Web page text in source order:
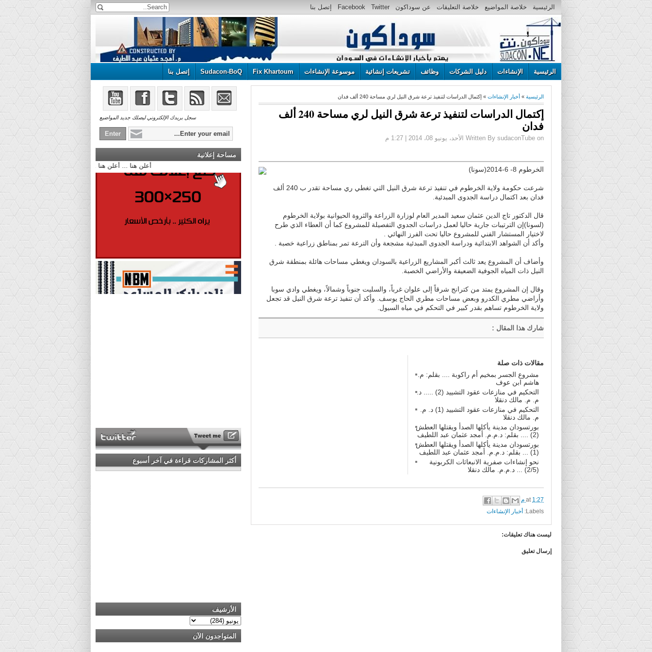
الرئيسية خلاصة المواضيع خلاصة التعليقات عن سوداكون Twitter
Facebook إتصل بنا
الرئيسية الإنشاءات دليل الشركات وظائف تشريعات إنشائية موسوعة الإنشاءات Fix Khartoum
Sudacon-BoQ إتصل بنا
الرئيسية » أخبار الإنشاءات » إكتمال الدراسات لتنفيذ ترعة شرق النيل لري مساحة 240 ألف فدان
إكتمال الدراسات لتنفيذ ترعة شرق النيل لري مساحة 240 ألف
فدان
Written By sudaconTube on الأحد، يونيو 08، 2014 | 1:27 م
الخرطوم 8- 6-2014(سونا)
شرعت حكومة ولاية الخرطوم في تنفيذ ترعة شرق النيل التي تغطي ري مساحة تقدر ب 240 ألف
فدان بعد اكتمال دراسة الجدوى المبدئية.
قال الدكتور تاج الدين عثمان سعيد المدير العام لوزارة الزراعة والثروة الحيوانية بولاية الخرطوم
(لسونا)إن الترتيبات جارية حاليا لعمل دراسات الجدوي التفصيلة للمشروع كما أن العطاء الذي طرح
لاختيار المستشار الفني للمشروع حاليا تحت الفرز النهائي .
وأكد أن الشواهد الابتدائية ودراسة الجدوى المبدئية مشجعة وأن الترعة تمر بمناطق زراعية خصبة .
وأضاف أن المشروع يعد ثالث أكبر المشاريع الزراعية بالسودان ويغطي مساحات هائلة بمنطقة شرق
النيل ذات المياه الجوفية الضعيفة والأراضي الخصبة.
وقال إن المشروع يمتد من كترانج شرقاً إلى علوان غرباً، والسليت جنوباً وشمالاً، ويغطي وادي سوبا
وأراضي مطري الكدرو وبعض مساحات مطري الحاج يوسف. وأكد أن تنفيذ ترعة شرق النيل قد تجعل
ولاية الخرطوم تساهم بقدر كبير في التحكم في مياه السيول.
شارك هذا المقال :
مقالات ذات صلة
مشروع الجسر بمخيم أم راكوبة .... بقلم: م.
هاشم ابن عوف
التحكيم في منازعات عقود التشييد (2) ..... د.
م. م. مالك دنقلا
التحكيم في منازعات عقود التشييد (1) د. م.
م. مالك دنقلا
بورتسودان مدينة يأكلها الصدأ ويقتلها العطش
(2) .... بقلم: د.م.م. أمجد عثمان عبد اللطيف
بورتسودان مدينة يأكلها الصدأ ويقتلها العطش
(1) ... بقلم: د.م.م. أمجد عثمان عبد اللطيف
نحو إنشاءات صفرية الانبعاثات الكربونية
(2/5) ... د.م.م. مالك دنقلا
at 1:27 م
Labels:
أخبار الإنشاءات
ليست هناك تعليقات:
إرسال تعليق
سجل بريدك الإلكتروني ليصلك جديد المواضيع
مساحة إعلانية
أكثر المشاركات قراءة في آخر أسبوع
الأرشيف
المتواجدون الآن